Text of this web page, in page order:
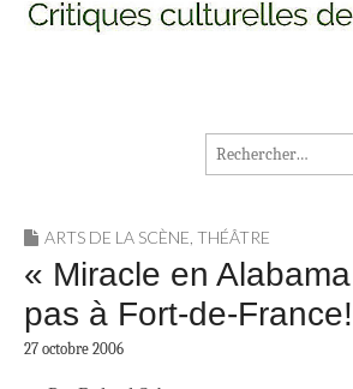
Rechercher :
ARTS DE LA SCÈNE, THÉÂTRE
« Miracle en
pas à Fort-de-France!
27 octobre 2006